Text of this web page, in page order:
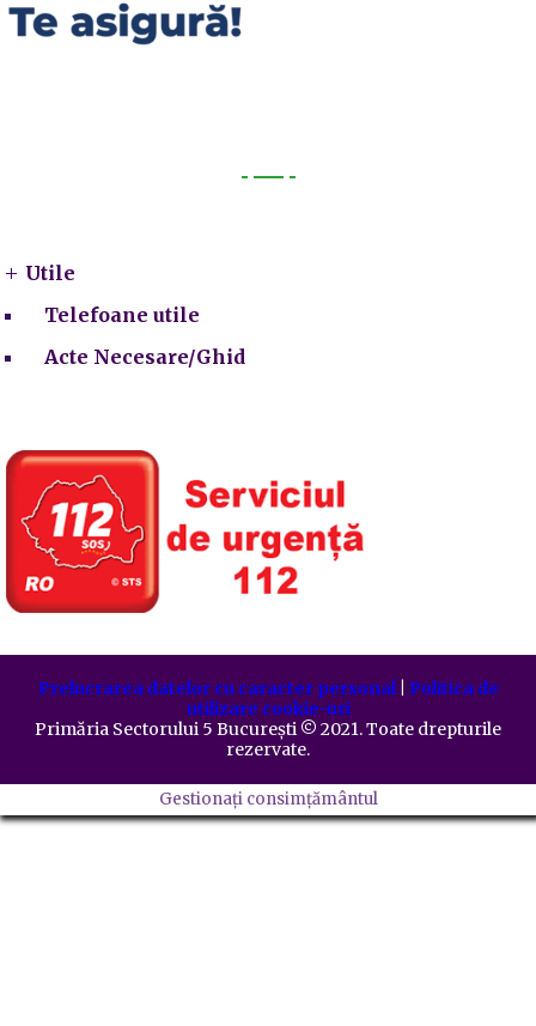
Utile
Telefoane utile
Acte Necesare/Ghid
Prelucrarea datelor cu caracter personal| Politica de
utilizare cookie-uri
Primăria Sectorului 5 București ©️ 2021. Toate drepturile
rezervate.
Gestionați consimțământul